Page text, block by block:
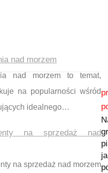
nad morzem
nad morzem to temat,
na popularności wśród
idealnego…
na sprzedaż nad
na sprzedaż nad morzem